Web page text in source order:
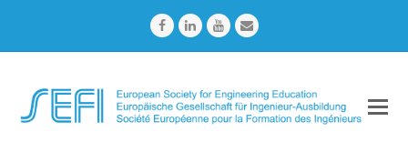
FacebookLinkedInYoutubeEmail